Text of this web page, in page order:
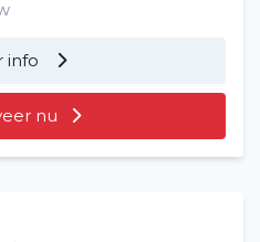
info
nu